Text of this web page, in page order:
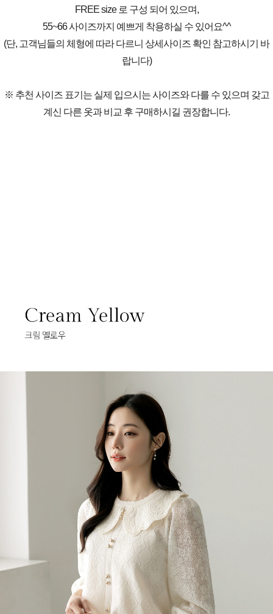
FREE size 로 구성 되어 있으며,
55~66 사이즈까지 예쁘게 착용하실 수 있어요^^
(단, 고객님들의 체형에 따라 다르니 상세사이즈 확인 참고하시기 바
랍니다)
※ 추천 사이즈 표기는 실제 입으시는 사이즈와 다를 수 있으며 갖고
계신 다른 옷과 비교 후 구매하시길 권장합니다.